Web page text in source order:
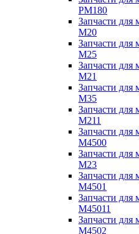
PM180
Запчасти для
M20
Запчасти для
M25
Запчасти для
M21
Запчасти для
M35
Запчасти для
M211
Запчасти для
M4500
Запчасти для
M23
Запчасти для
M4501
Запчасти для
M45011
Запчасти для
M4502